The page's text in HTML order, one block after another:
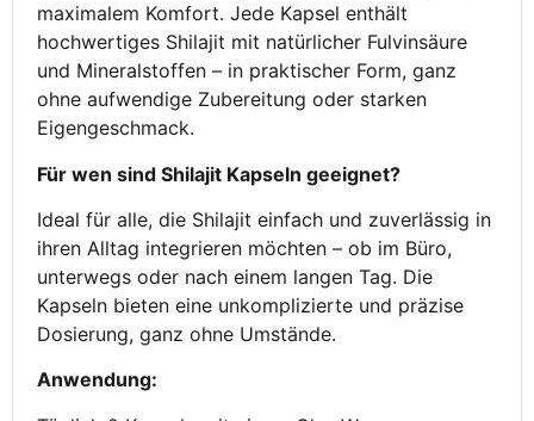
maximalem Komfort. Jede Kapsel enthält
hochwertiges Shilajit mit natürlicher Fulvinsäure
und Mineralstoffen – in praktischer Form, ganz
ohne aufwendige Zubereitung oder starken
Eigengeschmack.
Für wen sind Shilajit Kapseln geeignet?
Ideal für alle, die Shilajit einfach und zuverlässig in
ihren Alltag integrieren möchten – ob im Büro,
unterwegs oder nach einem langen Tag. Die
Kapseln bieten eine unkomplizierte und präzise
Dosierung, ganz ohne Umstände.
Anwendung: